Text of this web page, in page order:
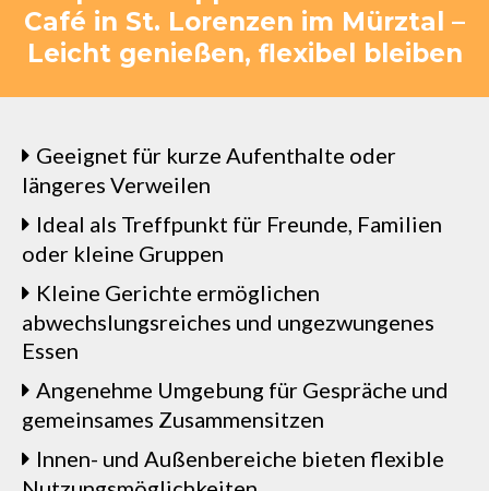
Café in St. Lorenzen im Mürztal –
Leicht genießen, flexibel bleiben
Geeignet für kurze Aufenthalte oder
längeres Verweilen
Ideal als Treffpunkt für Freunde, Familien
oder kleine Gruppen
Kleine Gerichte ermöglichen
abwechslungsreiches und ungezwungenes
Essen
Angenehme Umgebung für Gespräche und
gemeinsames Zusammensitzen
Innen- und Außenbereiche bieten flexible